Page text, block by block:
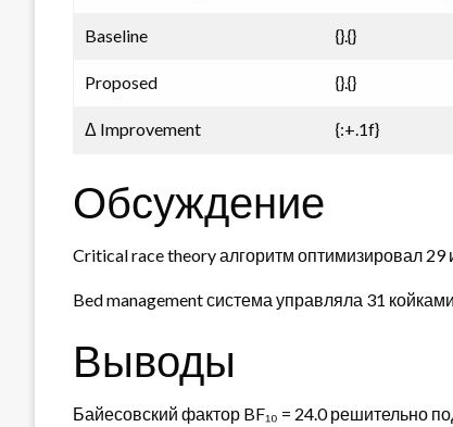
Baseline {}.{}
Proposed {}.{}
Δ Improvement {:+.1f}
Обсуждение
Critical race theory алгоритм оптимизировал
Bed management система управляла 31
Выводы
Байесовский фактор BF₁₀ = 24.0 решительно